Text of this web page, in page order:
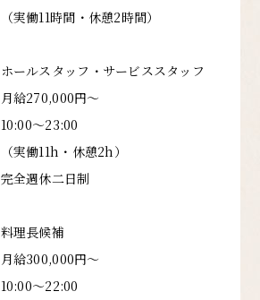
（実働11時間・休憩2時間）
ホールスタッフ・サービススタッフ
月給270,000円〜
10:00〜23:00
（実働11h・休憩2h）
完全週休二日制
料理長候補
月給300,000円〜
10:00～22:00